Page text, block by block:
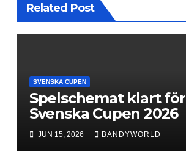
Related Post
SVENSKA CUPEN
Spelschemat klart för
Svenska Cupen 2026
JUN 15, 2026 BANDYWORLD